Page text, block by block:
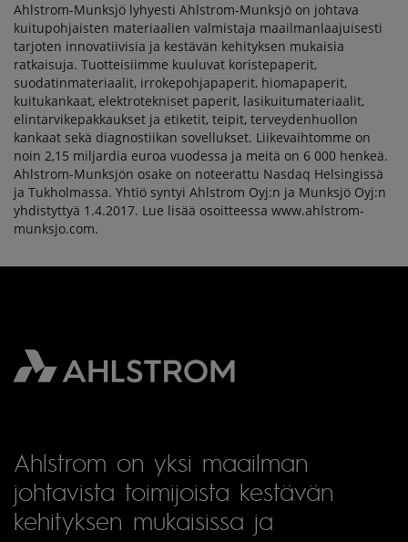
Ahlstrom-Munksjö lyhyesti Ahlstrom-Munksjö on johtava
kuitupohjaisten materiaalien valmistaja maailmanlaajuisesti
tarjoten innovatiivisia ja kestävän kehityksen mukaisia
ratkaisuja. Tuotteisiimme kuuluvat koristepaperit,
suodatinmateriaalit, irrokepohjapaperit, hiomapaperit,
kuitukankaat, elektrotekniset paperit, lasikuitumateriaalit,
elintarvikepakkaukset ja etiketit, teipit, terveydenhuollon
kankaat sekä diagnostiikan sovellukset. Liikevaihtomme on
noin 2,15 miljardia euroa vuodessa ja meitä on 6 000 henkeä.
Ahlstrom-Munksjön osake on noteerattu Nasdaq Helsingissä
ja Tukholmassa. Yhtiö syntyi Ahlstrom Oyj:n ja Munksjö Oyj:n
yhdistyttyä 1.4.2017. Lue lisää osoitteessa www.ahlstrom-
munksjo.com.
Ahlstrom on yksi maailman
johtavista toimijoista kestävän
kehityksen mukaisissa ja